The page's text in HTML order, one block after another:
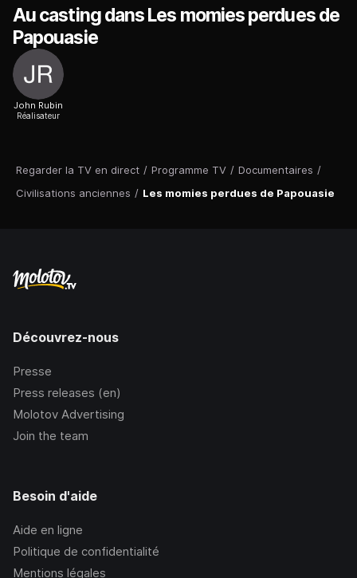
Regarder la TV en direct / Programme TV / Documentaires /
Civilisations anciennes / Les momies perdues de Papouasie
Au casting dans Les momies perdues de
Papouasie
John Rubin
Réalisateur
Découvrez-nous
Presse
Press releases (en)
Molotov Advertising
Join the team
Besoin d'aide
Aide en ligne
Politique de confidentialité
Mentions légales